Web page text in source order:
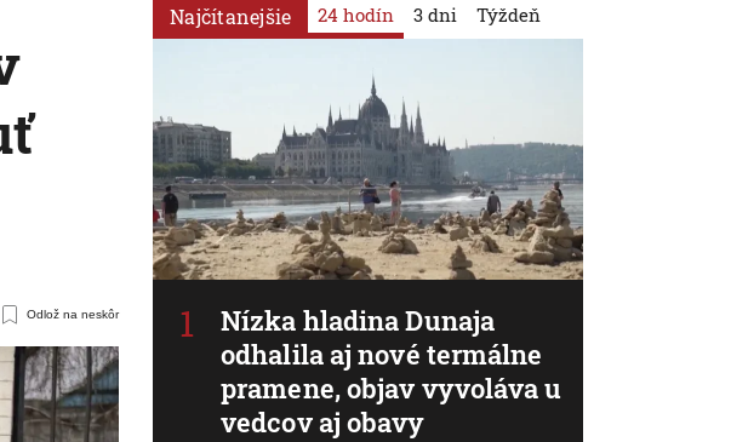
Odlož na neskôr
Najčítanejšie 24 hodín
Nízka hladina Dunaja
odhalila aj nové termálne
pramene, objav vyvoláva u
vedcov aj obavy
3 dni Týždeň